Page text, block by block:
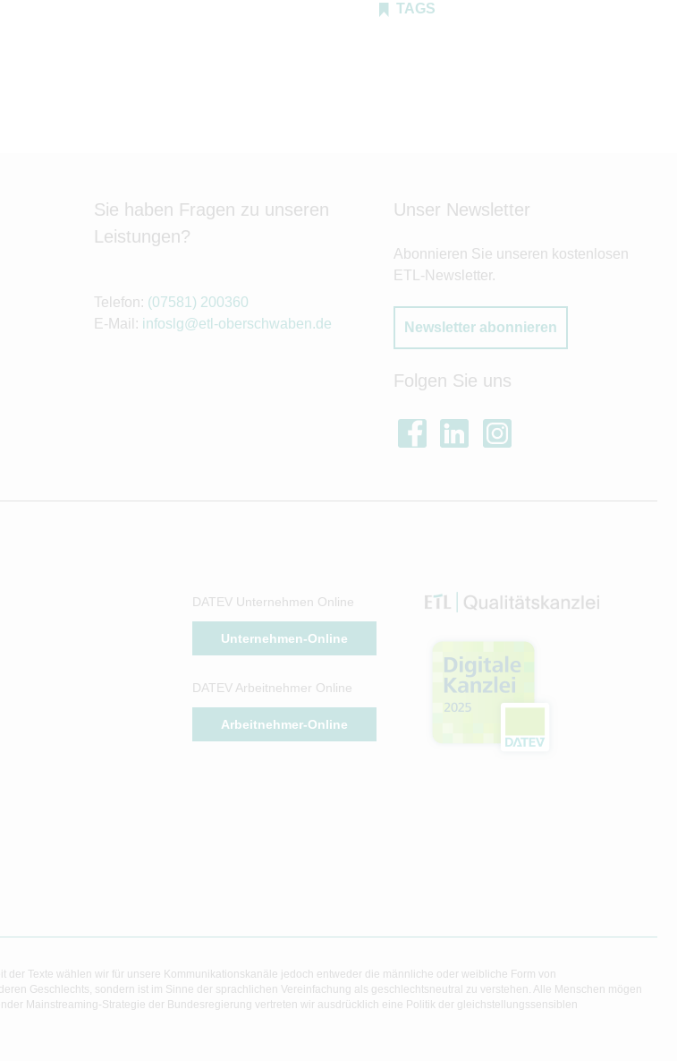
TAGS
Sie haben Fragen zu unseren
Leistungen?
Telefon: (07581) 200360
E-Mail: infoslg@etl-oberschwaben.de
Unser Newsletter
Abonnieren Sie unseren kostenlosen
ETL-Newsletter.
Newsletter abonnieren
Folgen Sie uns
DATEV Unternehmen Online
Unternehmen-Online
DATEV Arbeitnehmer Online
Arbeitnehmer-Online
Texte wählen wir für unsere Kommunikationskanäle jedoch entweder die männliche oder weibliche Form von
Geschlechts, sondern ist im Sinne der sprachlichen Vereinfachung als geschlechtsneutral zu verstehen. Alle Menschen mögen
Mainstreaming-Strategie der Bundesregierung vertreten wir ausdrücklich eine Politik der gleichstellungssensiblen